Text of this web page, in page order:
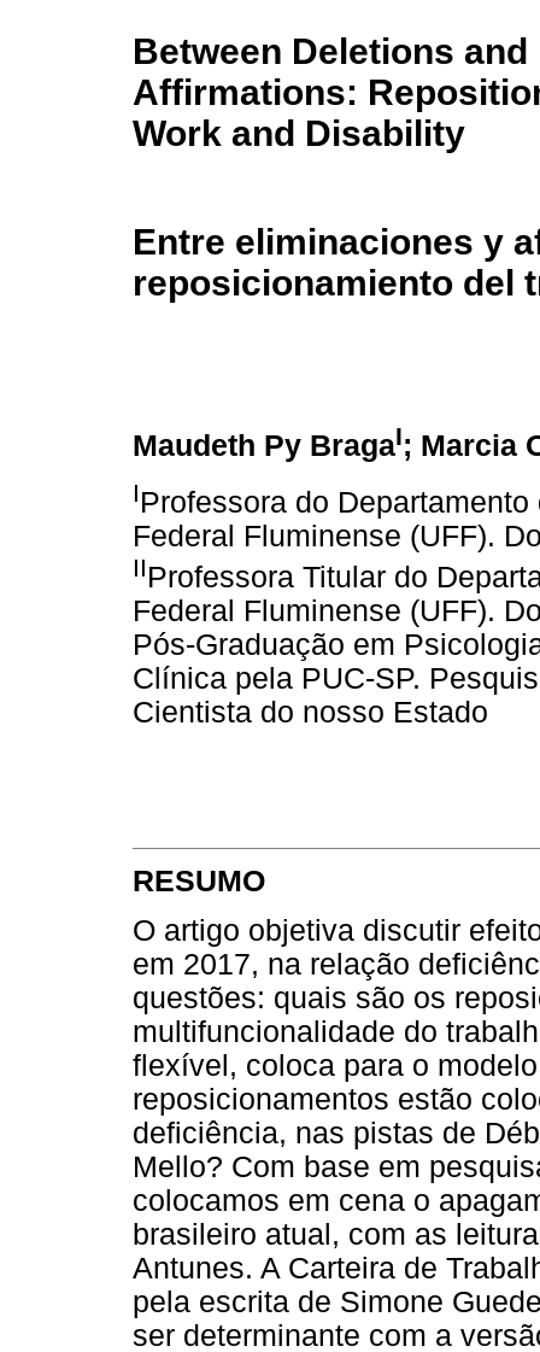
Between Deletions and
Affirmations:
Work and Disability
Entre eliminaciones y
reposicionamiento del
Maudeth Py BragaI; Marcia
IProfessora do
Federal Fluminense (UFF).
IIProfessora Titular do
Federal Fluminense (UFF).
Pós-Graduação em
Clínica pela PUC-SP.
Cientista do nosso Estado
RESUMO
O artigo objetiva discutir
em 2017, na relação
questões: quais são os
multifuncionalidade do
flexível, coloca para o
reposicionamentos estão
deficiência, nas pistas de
Mello? Com base em
colocamos em cena o
brasileiro atual, com as
Antunes. A Carteira de
pela escrita de Simone
ser determinante com a